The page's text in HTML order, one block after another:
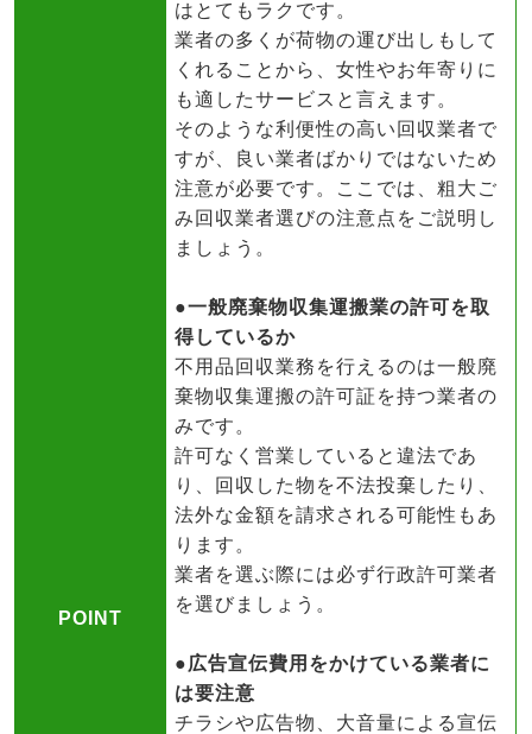
POINT
はとてもラクです。
業者の多くが荷物の運び出しもして
くれることから、女性やお年寄りに
も適したサービスと言えます。
そのような利便性の高い回収業者で
すが、良い業者ばかりではないため
注意が必要です。ここでは、粗大ご
み回収業者選びの注意点をご説明し
ましょう。
●一般廃棄物収集運搬業の許可を取
得しているか
不用品回収業務を行えるのは一般廃
棄物収集運搬の許可証を持つ業者の
みです。
許可なく営業していると違法であ
り、回収した物を不法投棄したり、
法外な金額を請求される可能性もあ
ります。
業者を選ぶ際には必ず行政許可業者
を選びましょう。
●広告宣伝費用をかけている業者に
は要注意
チラシや広告物、大音量による宣伝